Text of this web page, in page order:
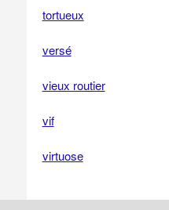
tortueux
versé
vieux routier
vif
virtuose